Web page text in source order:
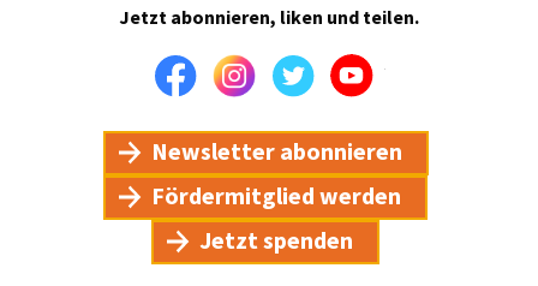
Jetzt abonnieren, liken und teilen.
FacebookInstagramTwitterYoutube
Newsletter abonnieren
Fördermitglied werden
Jetzt spenden